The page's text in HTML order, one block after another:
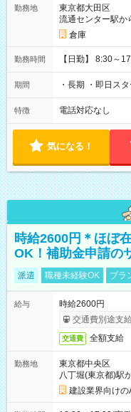
勤務地
東京都大田区
流通センター駅か
倉庫
勤務時間 【日勤】 8:30～
期間 ・長期 ・即日スタ
特徴 電話対応なし
気になる！
時給2600円＊ほぼ
OK！補助金申請の
派遣 職種未経験OK ブラ
給与
時給2600円
交通費別途支
交通費 全額支給
勤務地
東京都中央区
八丁堀(東京都)駅
建設業界向け